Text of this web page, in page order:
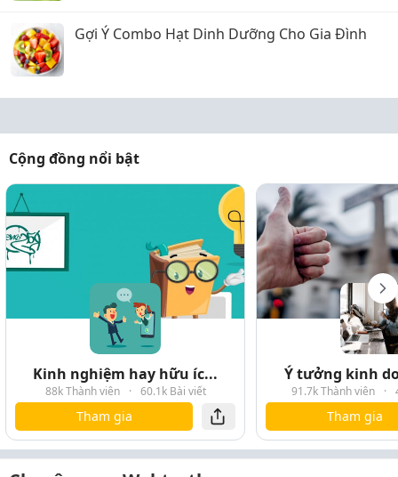
Gợi Ý Combo Hạt Dinh Dưỡng Cho Gia Đình
Cộng đồng nổi bật
Kinh nghiệm hay hữu íc...
88k Thành viên · 60.1k Bài viết
Tham gia
Ý tưởng kinh
91.7k Thành viên ·
Tham gia